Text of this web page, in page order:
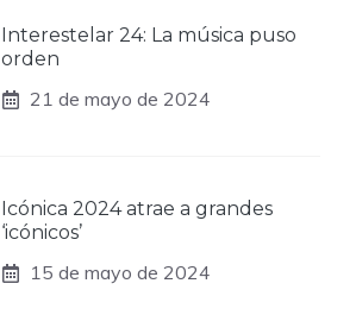
Interestelar 24: La música puso
orden
21 de mayo de 2024
Icónica 2024 atrae a grandes
‘icónicos’
15 de mayo de 2024